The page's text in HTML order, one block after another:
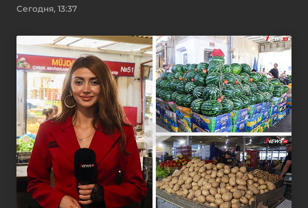
Сегодня, 13:37